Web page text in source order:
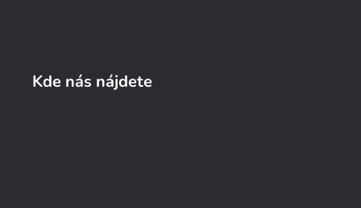
Kde nás nájdete